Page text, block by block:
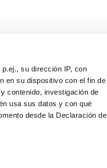
su dirección IP, con
en su dispositivo con el fin de
contenido, investigación de
usa sus datos y con qué
desde la Declaración de